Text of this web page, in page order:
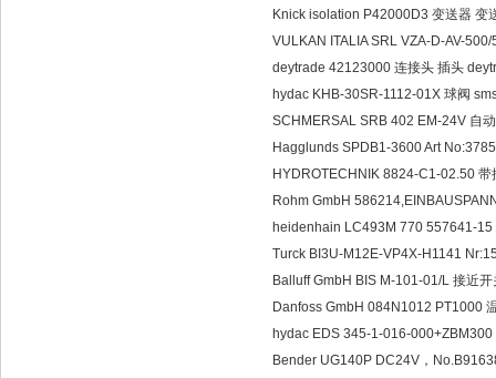
Knick isolation P42000D3 变送器
VULKAN ITALIA SRL VZA-D-AV-
deytrade 42123000 连接头 插头
hydac KHB-30SR-1112-01X 球阀
SCHMERSAL SRB 402 EM-24V 自
Hagglunds SPDB1-3600 Art
HYDROTECHNIK 8824-C1-02.50
Rohm GmbH
heidenhain LC493M 770 557641-
Turck BI3U-M12E-VP4X-H1141
Balluff GmbH BIS M-101-01/L 接近
Danfoss GmbH 084N1012 PT1000
hydac EDS 345-1-016-
Bender UG140P DC24V，